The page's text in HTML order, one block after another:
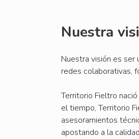
Nuestra
Nuestra visión es
redes colaborativas,
Territorio Fieltro
el tiempo, Territorio
asesoramientos
apostando a la